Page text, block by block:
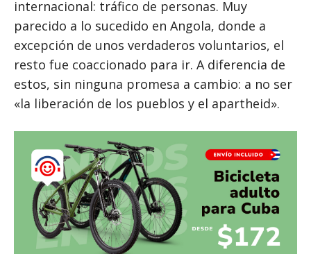
internacional: tráfico de personas. Muy
parecido a lo sucedido en Angola, donde a
excepción de unos verdaderos voluntarios, el
resto fue coaccionado para ir. A diferencia de
estos, sin ninguna promesa a cambio: a no ser
«la liberación de los pueblos y el apartheid».